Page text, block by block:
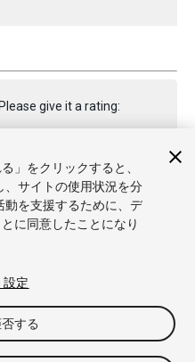
give it a rating:
Publication 2021.1
ジベース
」をクリックすると、
サイトの使用状況を分
を支援するために、デ
に同意したことになり
設定
する